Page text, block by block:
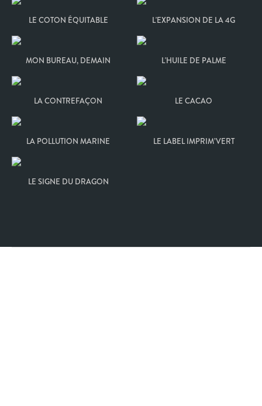
LE COTON ÉQUITABLE L'EXPANSION DE LA 4G
MON BUREAU, DEMAIN L'HUILE DE PALME
LA CONTREFAÇON LE CACAO
LA POLLUTION MARINE LE LABEL IMPRIM’VERT
LE SIGNE DU DRAGON